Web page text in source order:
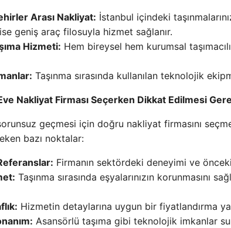
Arası Nakliyat: İstanbul içindeki
geniş araç filosuyla hizmet sağlanır.
Hizmeti: Hem bireysel hem kurumsal
Taşınma sırasında kullanılan teknolojik
Nakliyat Firması Seçerken Dikkat Edilmesi
geçmesi için doğru nakliyat firmasını
bazı noktalar:
Firmanın sektördeki deneyimi ve
Taşınma sırasında eşyalarınızın
Hizmetin detaylarına uygun bir fiyatlandırma
Asansörlü taşıma gibi teknolojik imkanlar